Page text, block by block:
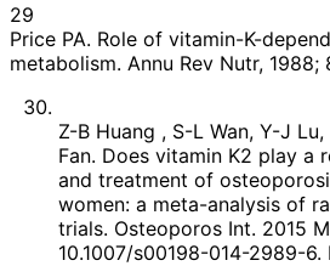
29
Price PA. Role of vitamin-K-
metabolism. Annu Rev Nutr,
Z-B Huang , S-L Wan, Y-J
Fan. Does vitamin K2 play a
and treatment of
women: a meta-analysis of
trials. Osteoporos Int. 2015
10.1007/s00198-014-2989-6.